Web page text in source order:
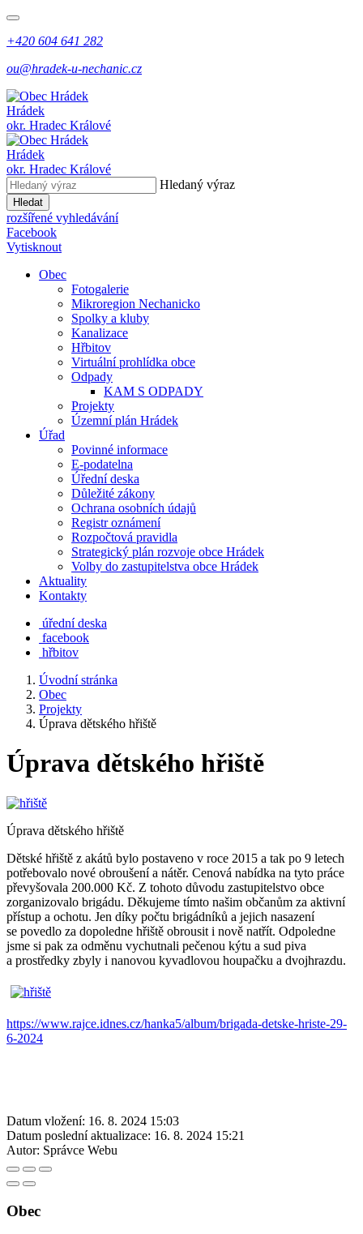
+420 604 641 282
ou@hradek-u-nechanic.cz
Hrádek
okr. Hradec Králové
Hrádek
okr. Hradec Králové
Hledaný výraz
Hledat
rozšířené vyhledávání
Facebook
Vytisknout
Obec
Fotogalerie
Mikroregion Nechanicko
Spolky a kluby
Kanalizace
Hřbitov
Virtuální prohlídka obce
Odpady
KAM S ODPADY
Projekty
Územní plán Hrádek
Úřad
Povinné informace
E-podatelna
Úřední deska
Důležité zákony
Ochrana osobních údajů
Registr oznámení
Rozpočtová pravidla
Strategický plán rozvoje obce Hrádek
Volby do zastupitelstva obce Hrádek
Aktuality
Kontakty
úřední deska
facebook
hřbitov
Úvodní stránka
Obec
Projekty
Úprava dětského hřiště
Úprava dětského hřiště
Úprava dětského hřiště
Dětské hřiště z akátů bylo postaveno v roce 2015 a tak po 9 letech
potřebovalo nové obroušení a nátěr. Cenová nabídka na tyto práce
převyšovala 200.000 Kč. Z tohoto důvodu zastupitelstvo obce
zorganizovalo brigádu. Děkujeme tímto našim občanům za aktivní
přístup a ochotu. Jen díky počtu brigádníků a jejich nasazení
se povedlo za dopoledne hřiště obrousit i nově natřít. Odpoledne
jsme si pak za odměnu vychutnali pečenou kýtu a sud piva
a prostředky zbyly i nanovou kyvadlovou houpačku a dvojhrazdu.
https://www.rajce.idnes.cz/hanka5/album/brigada-detske-hriste-29-
6-2024
Datum vložení: 16. 8. 2024 15:03
Datum poslední aktualizace: 16. 8. 2024 15:21
Autor: Správce Webu
Obec